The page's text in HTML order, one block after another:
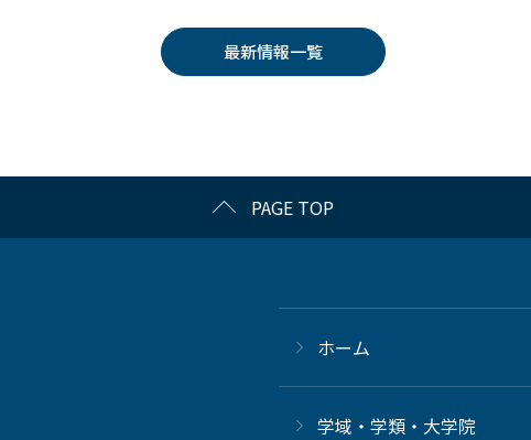
最新情報一覧
PAGE TOP
ホーム
学域・学類・大学院